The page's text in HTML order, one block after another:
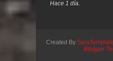
Hace 1 día.
Created By
Blogger